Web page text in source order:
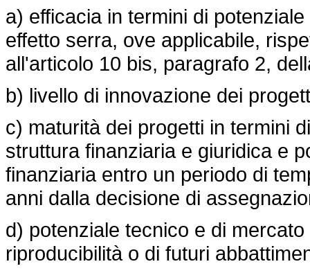
a) efficacia in termini di
effetto serra, ove applicabile,
all'articolo 10 bis, paragrafo 2,
b) livello di innovazione dei
c) maturità dei progetti in termini
struttura finanziaria e giuridica e
finanziaria entro un periodo di
anni dalla decisione di
d) potenziale tecnico e di
riproducibilità o di futuri